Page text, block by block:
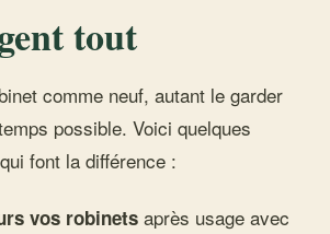
tout
comme neuf, autant le garder
possible. Voici quelques
font la différence :
vos robinets après usage avec